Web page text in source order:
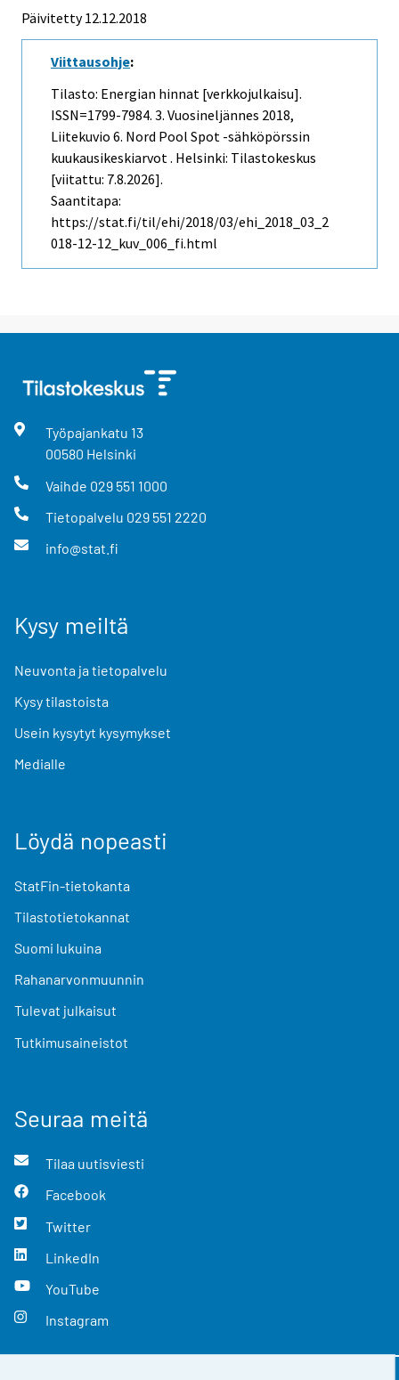
Päivitetty 12.12.2018
Viittausohje:
Tilasto: Energian hinnat [verkkojulkaisu].
ISSN=1799-7984. 3. Vuosineljännes 2018,
Liitekuvio 6. Nord Pool Spot -sähköpörssin
kuukausikeskiarvot . Helsinki: Tilastokeskus
[viitattu: 7.8.2026].
Saantitapa:
https://stat.fi/til/ehi/2018/03/ehi_2018_03_2
018-12-12_kuv_006_fi.html
Työpajankatu 13
00580 Helsinki
Vaihde 029 551 1000
Tietopalvelu 029 551 2220
info@stat.fi
Kysy meiltä
Neuvonta ja tietopalvelu
Kysy tilastoista
Usein kysytyt kysymykset
Medialle
Löydä nopeasti
StatFin-tietokanta
Tilastotietokannat
Suomi lukuina
Rahanarvonmuunnin
Tulevat julkaisut
Tutkimusaineistot
Seuraa meitä
Tilaa uutisviesti
Facebook
Twitter
LinkedIn
YouTube
Instagram